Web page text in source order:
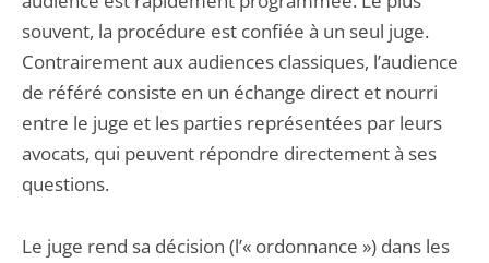
souvent, la procédure est confiée à un seul juge.
Contrairement aux audiences classiques, l’audience
de référé consiste en un échange direct et nourri
entre le juge et les parties représentées par leurs
avocats, qui peuvent répondre directement à ses
questions.
Le juge rend sa décision (l’« ordonnance ») dans les